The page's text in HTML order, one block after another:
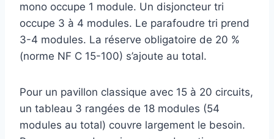
mono occupe 1 module. Un disjoncteur tri
occupe 3 à 4 modules. Le parafoudre tri prend
3-4 modules. La réserve obligatoire de 20 %
(norme NF C 15-100) s’ajoute au total.
Pour un pavillon classique avec 15 à 20 circuits,
un tableau 3 rangées de 18 modules (54
modules au total) couvre largement le besoin.